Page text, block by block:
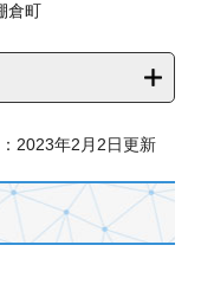
倉町
2023年2月2日更新